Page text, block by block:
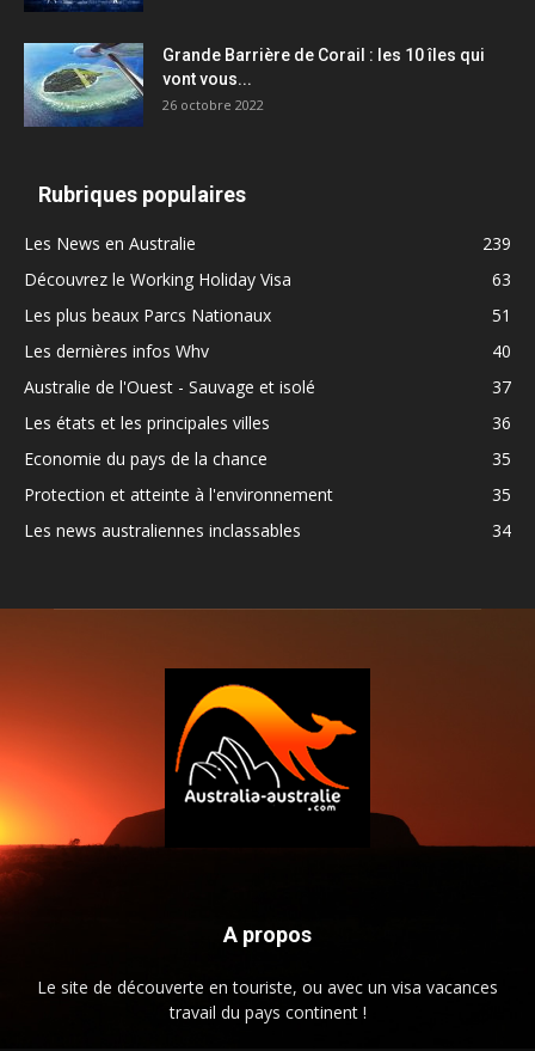
Grande Barrière de Corail : les 10 îles qui
vont vous...
26 octobre 2022
Rubriques populaires
Les News en Australie
239
Découvrez le Working Holiday Visa
63
Les plus beaux Parcs Nationaux
51
Les dernières infos Whv
40
Australie de l'Ouest - Sauvage et isolé
37
Les états et les principales villes
36
Economie du pays de la chance
35
Protection et atteinte à l'environnement
35
Les news australiennes inclassables
34
A propos
Le site de découverte en touriste, ou avec un visa vacances
travail du pays continent !